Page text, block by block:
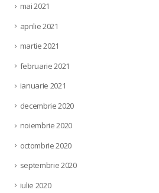
mai 2021
aprilie 2021
martie 2021
februarie 2021
ianuarie 2021
decembrie 2020
noiembrie 2020
octombrie 2020
septembrie 2020
iulie 2020